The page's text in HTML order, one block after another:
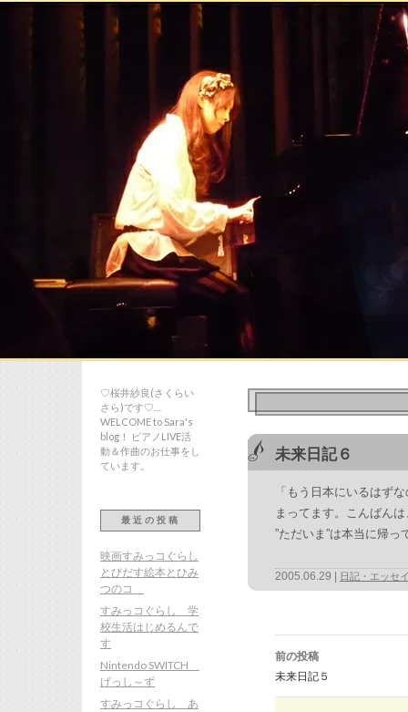
未来日記６
「もう日本にいるはず
まってます。こんばん
”ただいま”は本当に帰
2005.06.29 日記・エッセ
投
稿
ナ
ビ
ゲ
シ
前の投稿
未来日記５
♡桜井紗良(さくらい
さら)です♡…
WELCOME to Sara's
blog！ ピアノLIVE活
動＆作曲のお仕事をし
ています。
最近の投稿
映画すみっコぐらし
とびだす絵本とひみ
つのコ
すみっコぐらし 学
校生活はじめるんで
す
Nintendo SWITCH
げっし～ず
すみっコぐらし あ